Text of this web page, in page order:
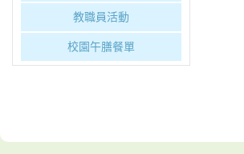
教職員活動
校園午膳餐單